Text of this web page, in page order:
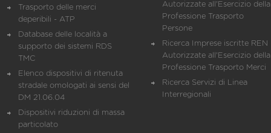
Trasporto delle merci
deperibili - ATP
Database delle località a
supporto dei sistemi RDS
TMC
Elenco dispositivi di ritenuta
stradale omologati ai sensi del
DM 21.06.04
Dispositivi riduzioni di massa
particolato
Autorizzate all'Esercizio della
Professione Trasporto
Persone
Ricerca Imprese iscritte REN
Autorizzate all'Esercizio della
Professione Trasporto Merci
Ricerca Servizi di Linea
Interregionali